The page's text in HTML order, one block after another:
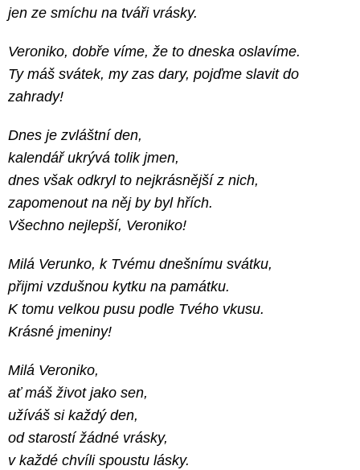
jen ze smíchu na tváři vrásky.
Veroniko, dobře víme, že to dneska oslavíme.
Ty máš svátek, my zas dary, pojďme slavit do
zahrady!
Dnes je zvláštní den,
kalendář ukrývá tolik jmen,
dnes však odkryl to nejkrásnější z nich,
zapomenout na něj by byl hřích.
Všechno nejlepší, Veroniko!
Milá Verunko, k Tvému dnešnímu svátku,
přijmi vzdušnou kytku na památku.
K tomu velkou pusu podle Tvého vkusu.
Krásné jmeniny!
Milá Veroniko,
ať máš život jako sen,
užíváš si každý den,
od starostí žádné vrásky,
v každé chvíli spoustu lásky.